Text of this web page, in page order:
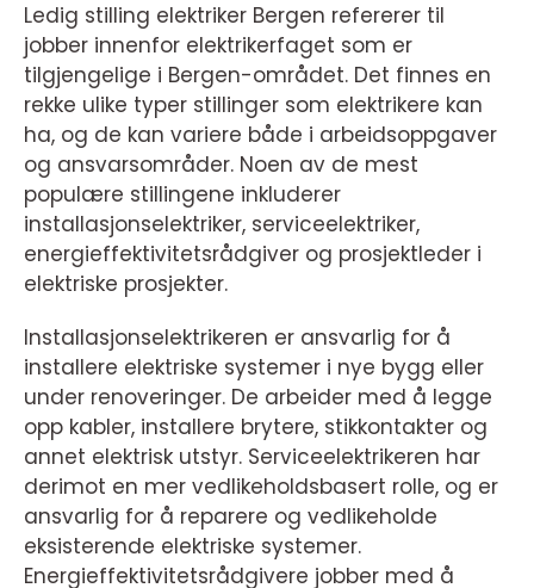
Ledig stilling elektriker Bergen refererer til
jobber innenfor elektrikerfaget som er
tilgjengelige i Bergen-området. Det finnes en
rekke ulike typer stillinger som elektrikere kan
ha, og de kan variere både i arbeidsoppgaver
og ansvarsområder. Noen av de mest
populære stillingene inkluderer
installasjonselektriker, serviceelektriker,
energieffektivitetsrådgiver og prosjektleder i
elektriske prosjekter.
Installasjonselektrikeren er ansvarlig for å
installere elektriske systemer i nye bygg eller
under renoveringer. De arbeider med å legge
opp kabler, installere brytere, stikkontakter og
annet elektrisk utstyr. Serviceelektrikeren har
derimot en mer vedlikeholdsbasert rolle, og er
ansvarlig for å reparere og vedlikeholde
eksisterende elektriske systemer.
Energieffektivitetsrådgivere jobber med å